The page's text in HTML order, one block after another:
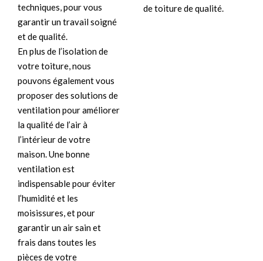
techniques, pour vous
garantir un travail soigné
et de qualité.
En plus de l’isolation de
votre toiture, nous
pouvons également vous
proposer des solutions de
ventilation pour améliorer
la qualité de l’air à
l’intérieur de votre
maison. Une bonne
ventilation est
indispensable pour éviter
l’humidité et les
moisissures, et pour
garantir un air sain et
frais dans toutes les
pièces de votre
de toiture de qualité.